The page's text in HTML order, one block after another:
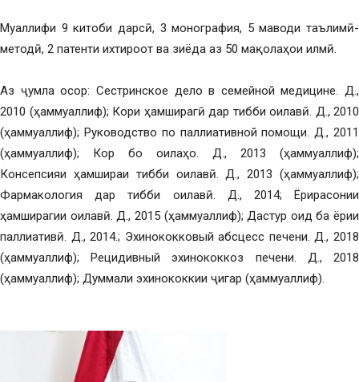
Муаллифи 9 китоби дарсӣ, 3 монография, 5 маводи таълимӣ-
методӣ, 2 патенти ихтироот ва зиёда аз 50 мақолаҳои илмӣ.
Аз ҷумла осор: Сестринское дело в семейной медицине. Д.,
2010 (ҳаммуаллиф); Кори ҳамширагӣ дар тибби оилавӣ. Д., 2010
(ҳаммуаллиф); Руководство по паллиативной помощи. Д., 2011
(ҳаммуаллиф); Кор бо оилаҳо. Д., 2013 (ҳаммуаллиф);
Консепсияи ҳамшираи тибби оилавӣ. Д., 2013 (ҳаммуаллиф);
Фармакология дар тибби оилавӣ. Д., 2014; Ёрирасонии
ҳамширагии оилавӣ. Д., 2015 (ҳаммуаллиф); Дастур оид ба ёрии
паллиативӣ. Д., 2014.; Эхинококковый абсцесс печени. Д., 2018
(ҳаммуаллиф); Рецидивный эхинококкоз печени. Д., 2018
(ҳаммуаллиф); Думмали эхинококкии ҷигар (ҳаммуаллиф).